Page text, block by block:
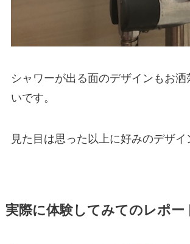
シャワーが出る面のデザインもお洒
いです。
見た目は思った以上に好みのデザイ
実際に体験してみてのレポー